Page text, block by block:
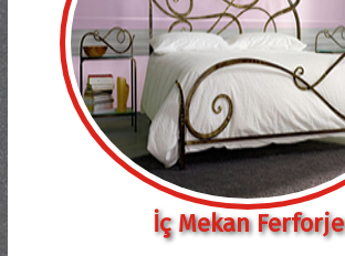
İç Mekan Ferforje